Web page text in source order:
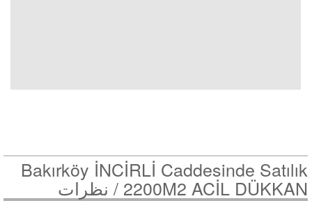
Bakırköy İNCİRLİ Caddesinde Satılık
2200M2 ACİL DÜKKAN / نظرات